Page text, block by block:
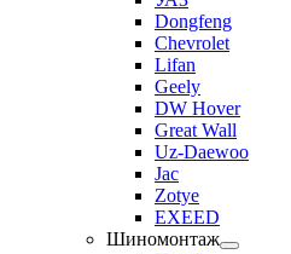
Dongfeng
Chevrolet
Lifan
Geely
DW Hover
Great Wall
Uz-Daewoo
Jac
Zotye
EXEED
Шиномонтаж